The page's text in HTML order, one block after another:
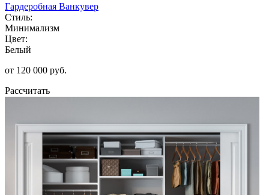
Гардеробная Ванкувер
Стиль:
Минимализм
Цвет:
Белый
от 120 000 руб.
Рассчитать